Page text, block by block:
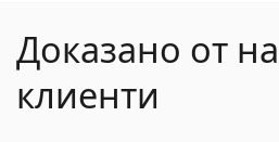
Доказано от
клиенти